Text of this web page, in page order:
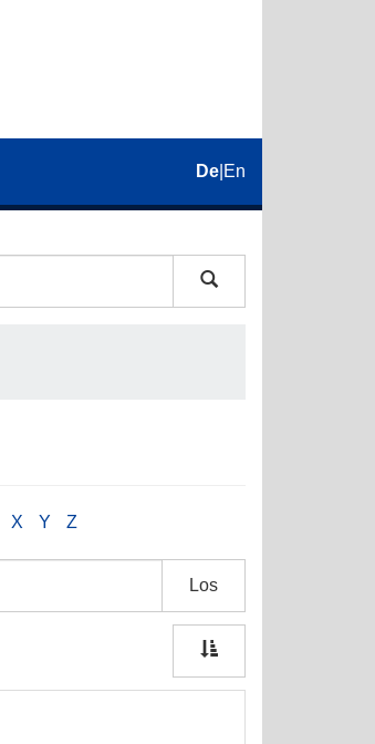
De En
X Y Z
Los